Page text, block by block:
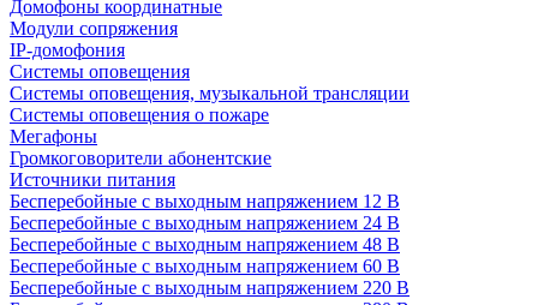
Домофоны координатные
Модули сопряжения
IP-домофония
Системы оповещения
Системы оповещения, музыкальной трансляции
Системы оповещения о пожаре
Мегафоны
Громкоговорители абонентские
Источники питания
Бесперебойные с выходным напряжением 12 В
Бесперебойные с выходным напряжением 24 В
Бесперебойные с выходным напряжением 48 В
Бесперебойные с выходным напряжением 60 В
Бесперебойные с выходным напряжением 220 В